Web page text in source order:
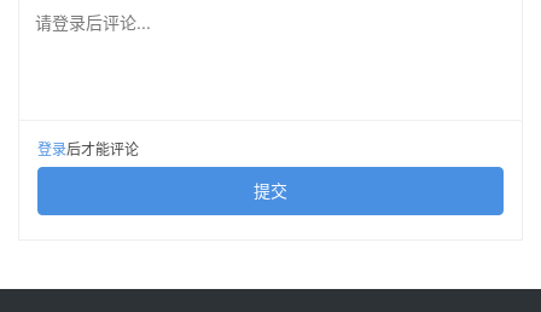
请登录后评论...
登录后才能评论
提交